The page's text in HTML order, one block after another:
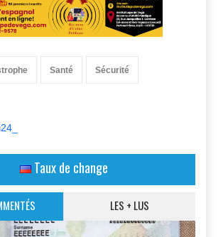
Santé Sécurité
Taux de change
LES + LUS